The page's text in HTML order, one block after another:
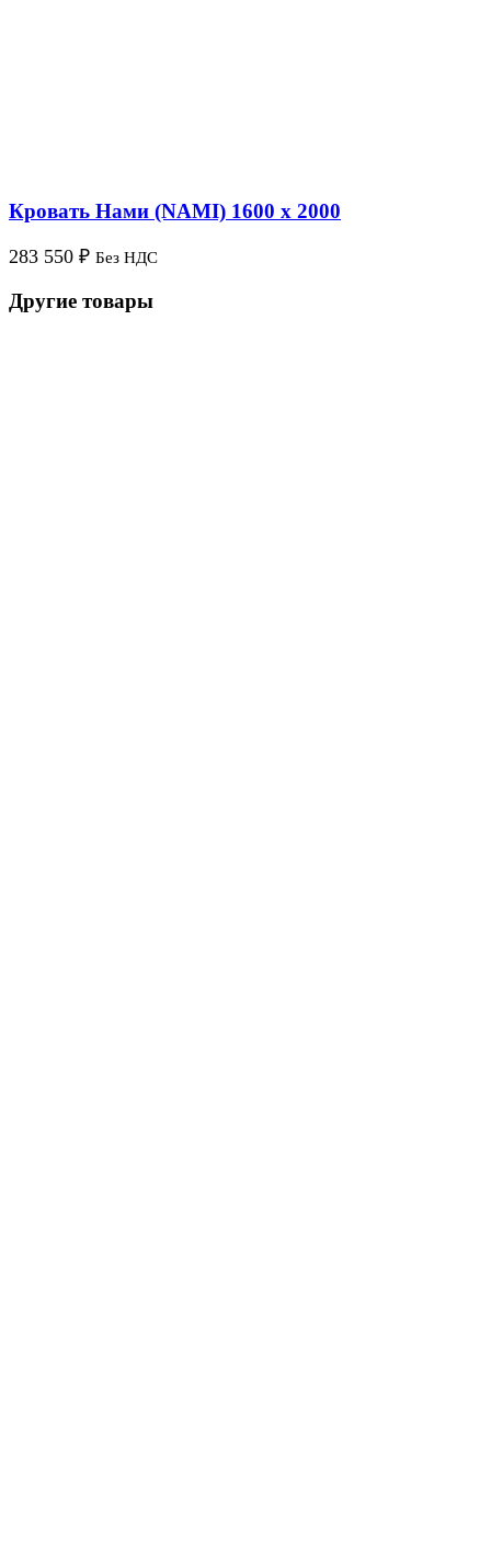
Кровать Нами (NAMI) 1600 x 2000
283 550 ₽ Без НДС
Другие товары